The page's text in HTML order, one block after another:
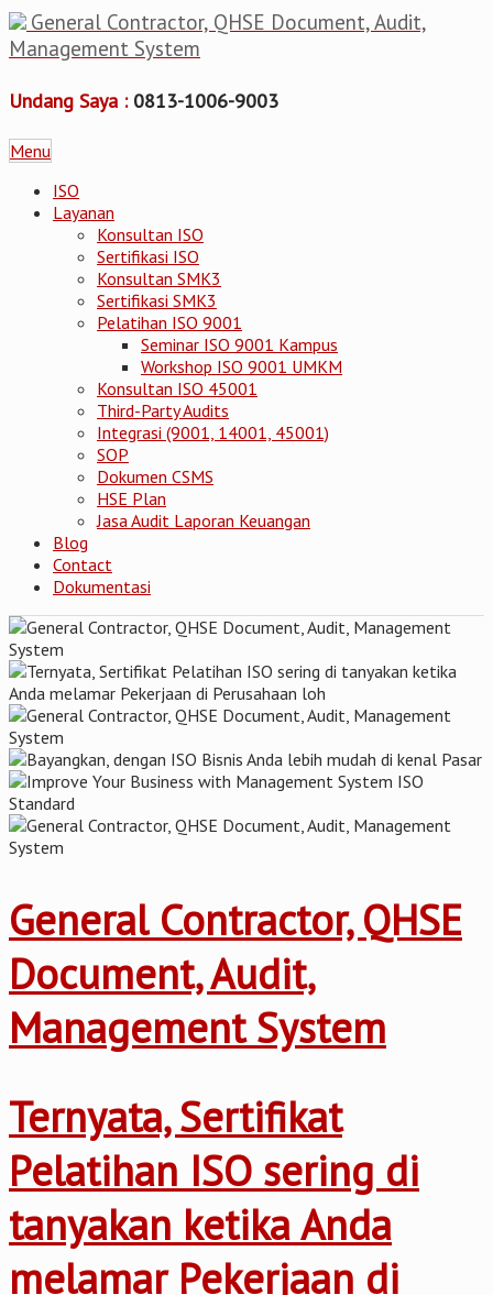
General Contractor, QHSE Document, Audit,
Management System
Undang Saya : 0813-1006-9003
Menu
ISO
Layanan
Konsultan ISO
Sertifikasi ISO
Konsultan SMK3
Sertifikasi SMK3
Pelatihan ISO 9001
Seminar ISO 9001 Kampus
Workshop ISO 9001 UMKM
Konsultan ISO 45001
Third-Party Audits
Integrasi (9001, 14001, 45001)
SOP
Dokumen CSMS
HSE Plan
Jasa Audit Laporan Keuangan
Blog
Contact
Dokumentasi
General Contractor, QHSE
Document, Audit,
Management System
Ternyata, Sertifikat
Pelatihan ISO sering di
tanyakan ketika Anda
melamar Pekerjaan di